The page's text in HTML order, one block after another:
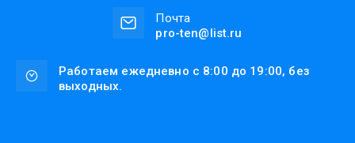
Почта
pro-ten@list.ru
Работаем ежедневно с 8:00 до 19:00, без
выходных.